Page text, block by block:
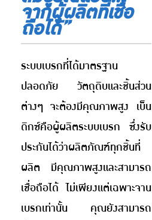
จากผู้ผลิตที่เชื่อ
ถือได้”
ระบบเบรกที่ได้มาตรฐาน
ปลอดภัย วัตถุดิบและชิ้นส่วน
ต่างๆ จะต้องมีคุณภาพสูง เบ็น
ดิกซ์คือผู้ผลิตระบบเบรก ซึ่งรับ
ประกันได้ว่าผลิตภัณฑ์ทุกชิ้นที่
ผลิต มีคุณภาพสูงและสามารถ
เชื่อถือได้ ไม่เพียงแต่เฉพาะจาน
เบรกเท่านั้น คุณยังสามารถ